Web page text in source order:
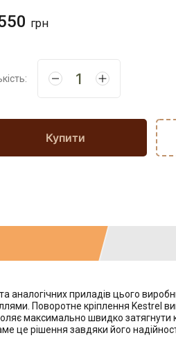
грн
Купити
аналогічних приладів цього
Поворотне кріплення Kestrel
максимально швидко
це рішення завдяки його